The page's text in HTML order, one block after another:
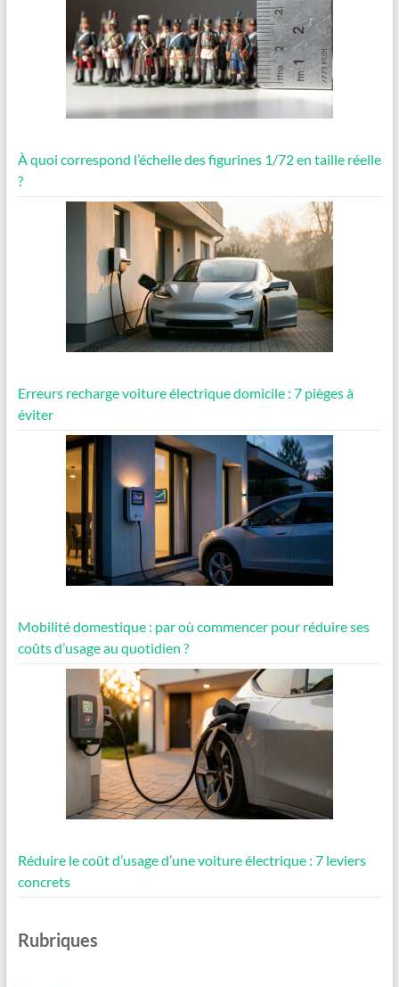
À quoi correspond l’échelle des figurines 1/72 en taille réelle
?
Erreurs recharge voiture électrique domicile : 7 pièges à
éviter
Mobilité domestique : par où commencer pour réduire ses
coûts d’usage au quotidien ?
Réduire le coût d’usage d’une voiture électrique : 7 leviers
concrets
Rubriques